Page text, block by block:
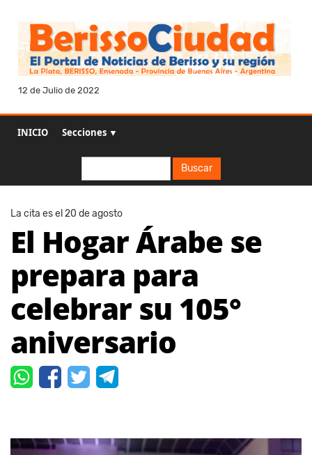
12 de Julio de 2022
INICIO Secciones ▼
Buscar
La cita es el 20 de agosto
El Hogar Árabe se
prepara para
celebrar su 105°
aniversario